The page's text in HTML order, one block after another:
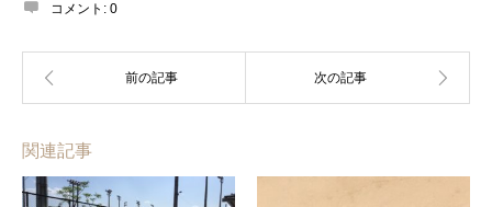
コメント: 0
関連記事